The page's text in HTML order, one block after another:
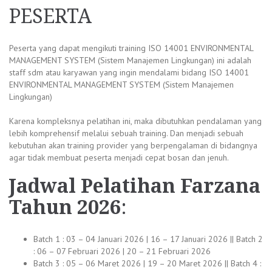
PESERTA
Peserta yang dapat mengikuti training ISO 14001 ENVIRONMENTAL
MANAGEMENT SYSTEM (Sistem Manajemen Lingkungan) ini adalah
staff sdm atau karyawan yang ingin mendalami bidang ISO 14001
ENVIRONMENTAL MANAGEMENT SYSTEM (Sistem Manajemen
Lingkungan)
Karena kompleksnya pelatihan ini, maka dibutuhkan pendalaman yang
lebih komprehensif melalui sebuah training. Dan menjadi sebuah
kebutuhan akan training provider yang berpengalaman di bidangnya
agar tidak membuat peserta menjadi cepat bosan dan jenuh.
Jadwal Pelatihan Farzana
Tahun 2026:
Batch 1 : 03 – 04 Januari 2026 | 16 – 17 Januari 2026 || Batch 2
: 06 – 07 Februari 2026 | 20 – 21 Februari 2026
Batch 3 : 05 – 06 Maret 2026 | 19 – 20 Maret 2026 || Batch 4 :